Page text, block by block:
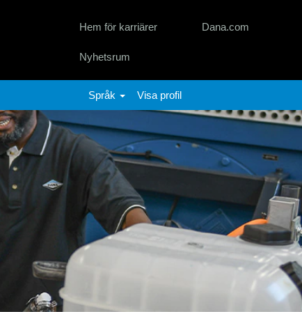
Hem för karriärer Dana.com
Nyhetsrum
Språk Visa profil